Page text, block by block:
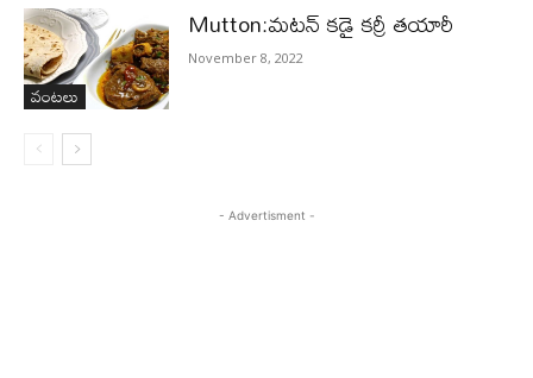
వంటలు
Mutton:మటన్ కడై కర్రీ తయారీ
November 8, 2022
- Advertisment -